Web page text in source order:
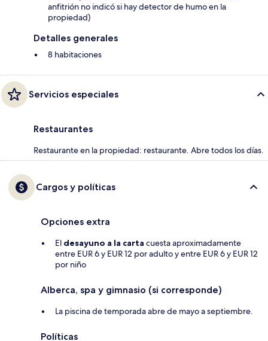
anfitrión no indicó si hay detector de humo en la
propiedad)
Detalles generales
8 habitaciones
Servicios especiales
Restaurantes
Restaurante en la propiedad: restaurante. Abre todos los días.
Cargos y políticas
Opciones extra
El desayuno a la carta cuesta aproximadamente
entre EUR 6 y EUR 12 por adulto y entre EUR 6 y EUR 12
por niño
Alberca, spa y gimnasio (si corresponde)
La piscina de temporada abre de mayo a septiembre.
Políticas